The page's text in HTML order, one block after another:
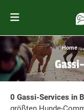
Home
0 Gassi-Services in